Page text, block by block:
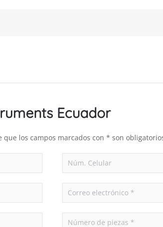
Ecuador
los campos marcados con * son